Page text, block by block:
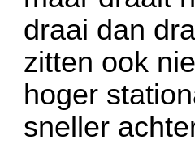
draai dan
zitten ook
hoger
sneller